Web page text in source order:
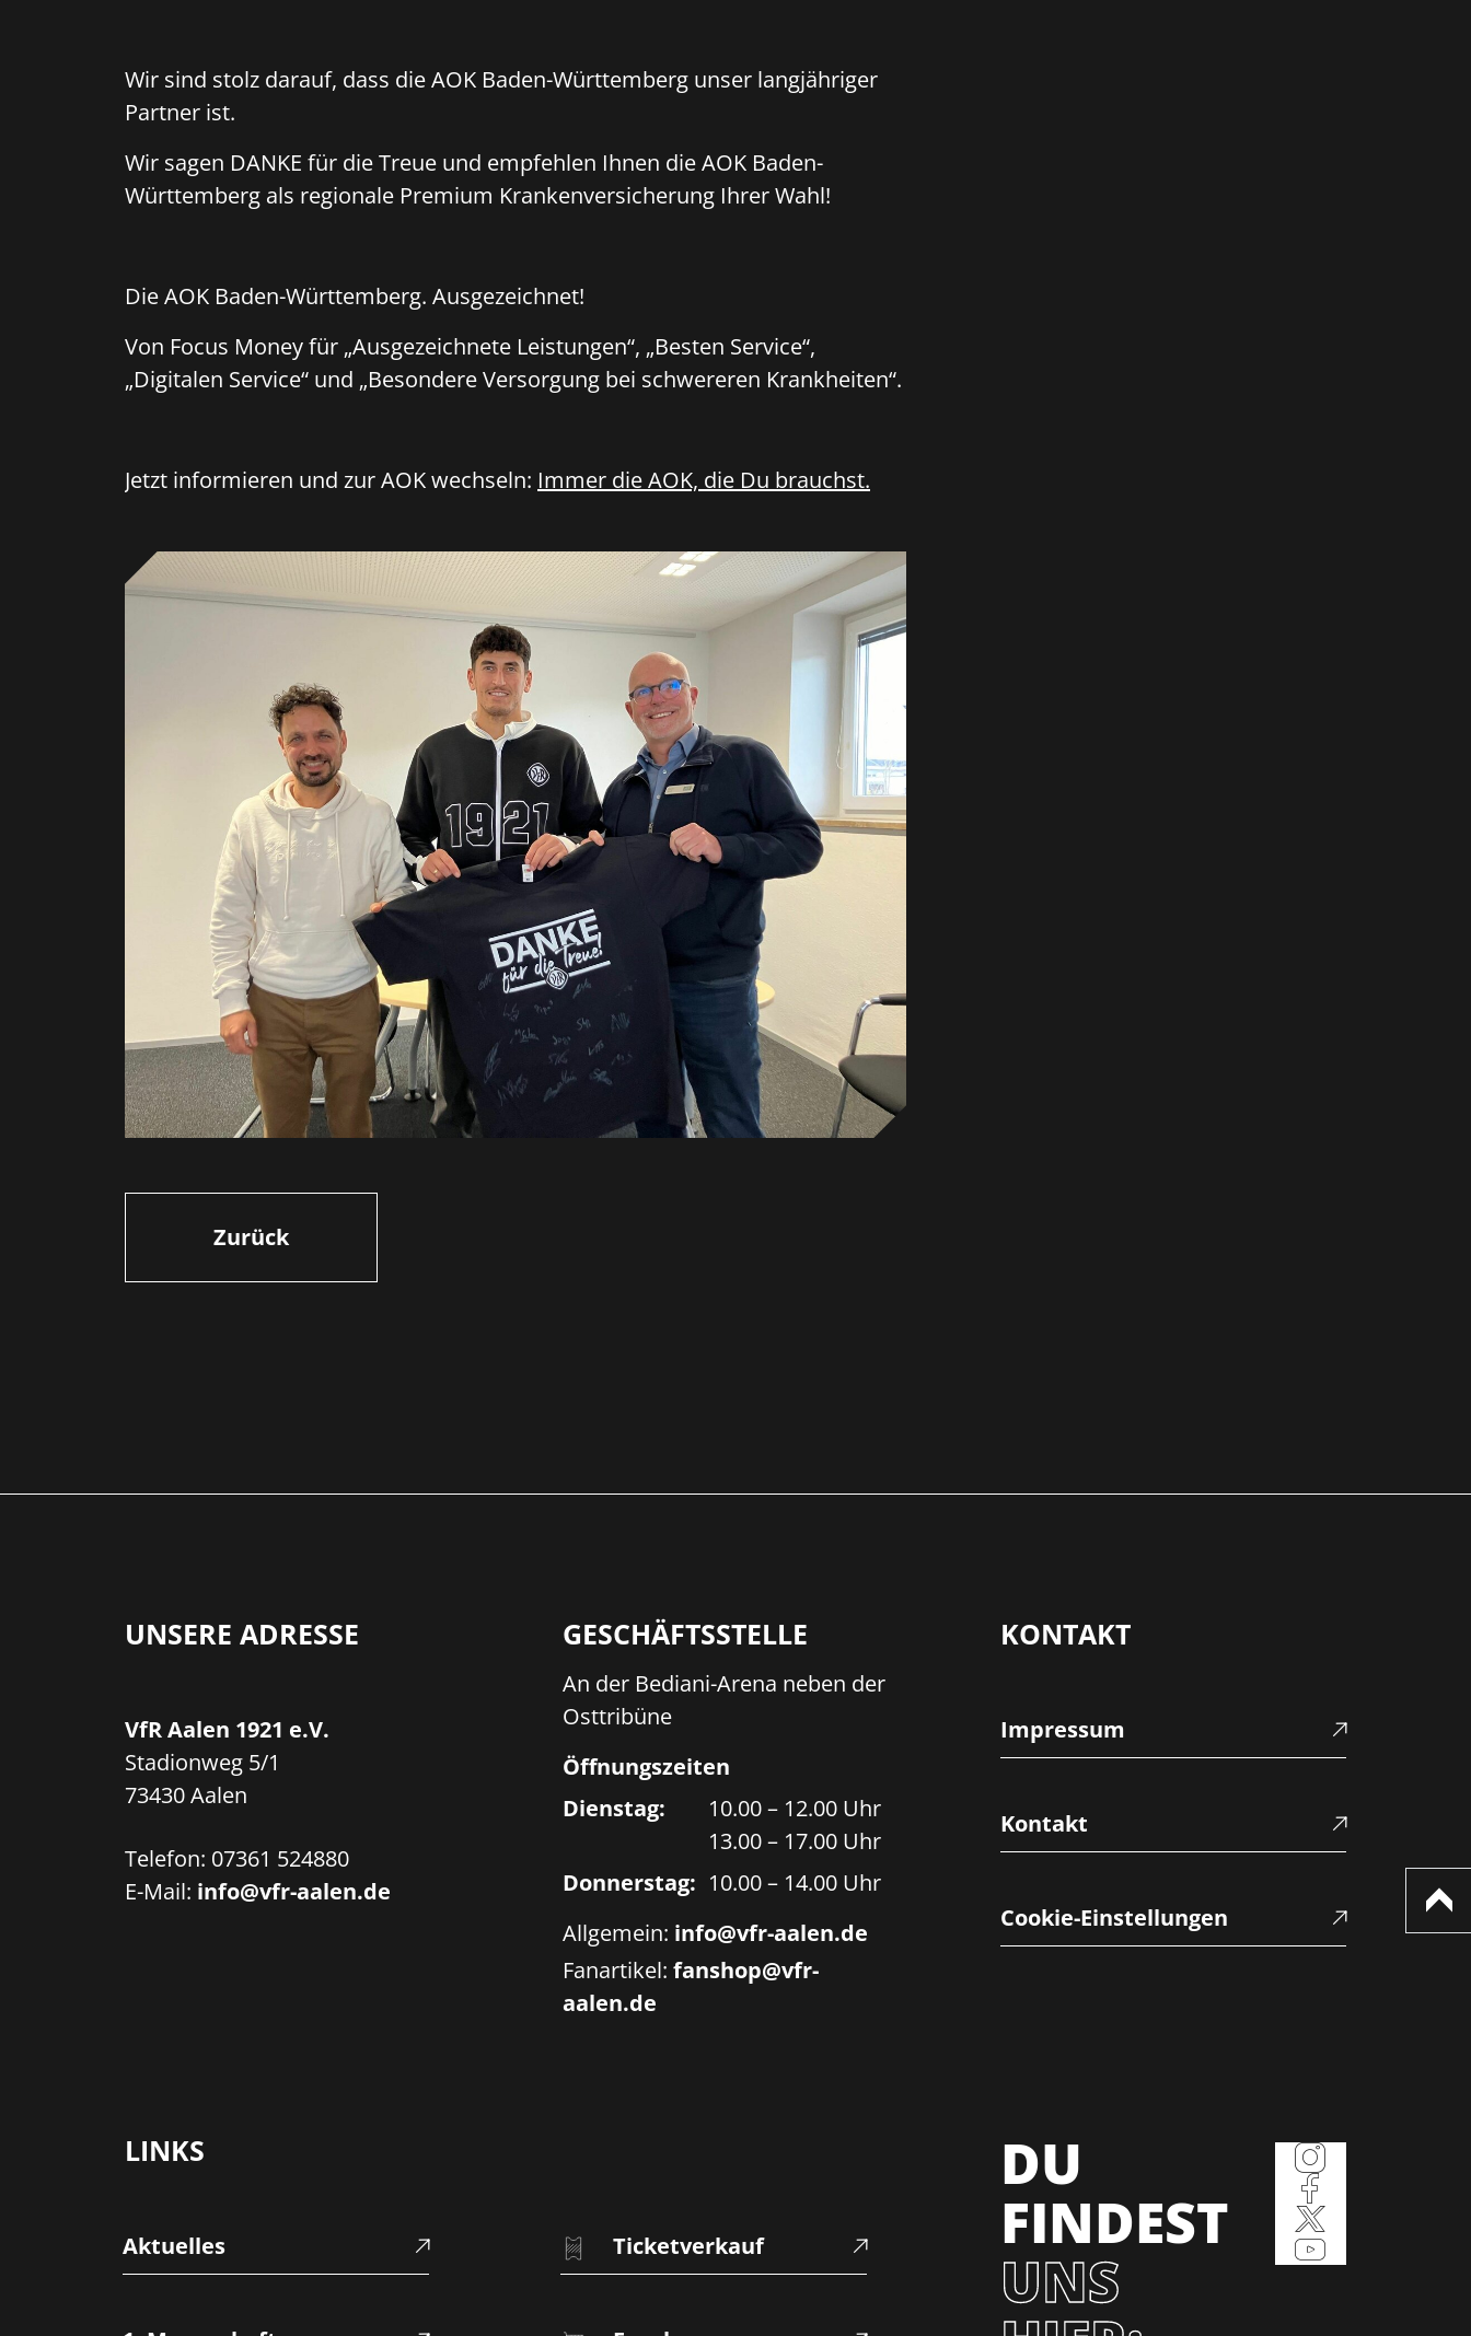
Wir sind stolz darauf, dass die AOK Baden-Württemberg unser langjähriger
Partner ist.
Wir sagen DANKE für die Treue und empfehlen Ihnen die AOK Baden-
Württemberg als regionale Premium Krankenversicherung Ihrer Wahl!
Die AOK Baden-Württemberg. Ausgezeichnet!
Von Focus Money für „Ausgezeichnete Leistungen“, „Besten Service“,
„Digitalen Service“ und „Besondere Versorgung bei schwereren Krankheiten“.
Jetzt informieren und zur AOK wechseln: Immer die AOK, die Du brauchst.
Zurück
UNSERE ADRESSE
VfR Aalen 1921 e.V.
Stadionweg 5/1
73430 Aalen
Telefon: 07361 524880
E-Mail: info@vfr-aalen.de
GESCHÄFTSSTELLE
An der Bediani-Arena neben der
Osttribüne
Öffnungszeiten
Dienstag:
10.00 – 12.00 Uhr
13.00 – 17.00 Uhr
Donnerstag: 10.00 – 14.00 Uhr
Allgemein: info@vfr-aalen.de
Fanartikel: fanshop@vfr-
aalen.de
KONTAKT
Impressum
Kontakt
Cookie-Einstellungen
LINKS
Aktuelles Ticketverkauf
DU
FINDEST
UNS